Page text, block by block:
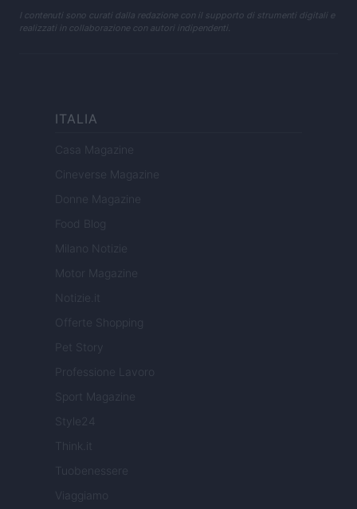
I contenuti sono curati dalla redazione con il supporto di strumenti digitali e
realizzati in collaborazione con autori indipendenti.
ITALIA
Casa Magazine
Cineverse Magazine
Donne Magazine
Food Blog
Milano Notizie
Motor Magazine
Notizie.it
Offerte Shopping
Pet Story
Professione Lavoro
Sport Magazine
Style24
Think.it
Tuobenessere
Viaggiamo